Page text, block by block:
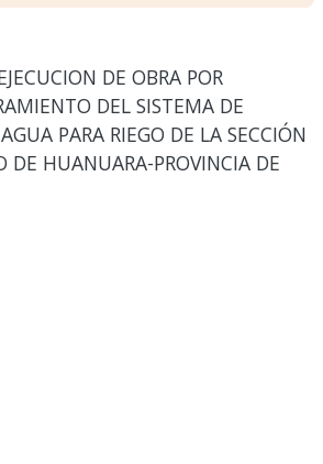
DE OBRA POR
DEL SISTEMA DE
PARA RIEGO DE LA SECCIÓN
DE HUANUARA-PROVINCIA DE